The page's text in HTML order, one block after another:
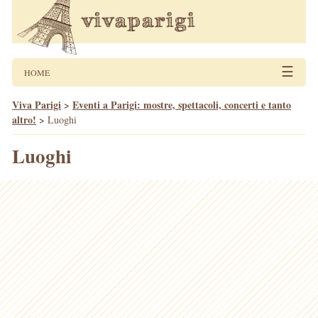
HOME ☰
Viva Parigi > Eventi a Parigi: mostre, spettacoli, concerti e tanto
altro! > Luoghi
Luoghi